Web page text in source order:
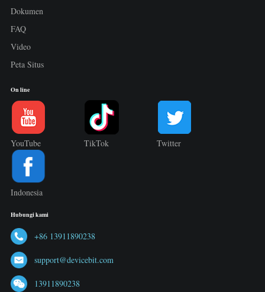
Dokumen
FAQ
Video
Peta Situs
On line
YouTube TikTok Twitter
Indonesia
Hubungi kami
+86 13911890238
support@devicebit.com
13911890238